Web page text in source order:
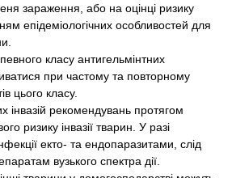
зараження, або на оцінці ризику
епідеміологічних особливостей для
певного класу антигельмінтних
при частому та повторному
цього класу.
інвазій рекомендувань протягом
ризику інвазії тварин. У разі
екто- та ендопаразитами, слід
вузького спектра дії.